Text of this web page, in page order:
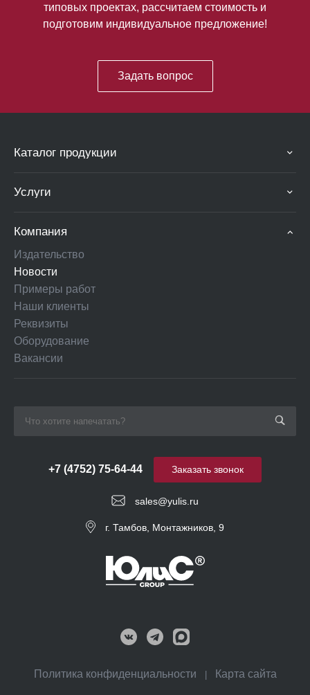
типовых проектах, рассчитаем стоимость и
подготовим индивидуальное предложение!
Задать вопрос
Каталог продукции
Услуги
Компания
Издательство
Новости
Примеры работ
Наши клиенты
Реквизиты
Оборудование
Вакансии
sales@yulis.ru
+7 (4752) 75-64-44
г. Тамбов, Монтажников, 9
Заказать звонок
Политика конфиденциальности Карта сайта